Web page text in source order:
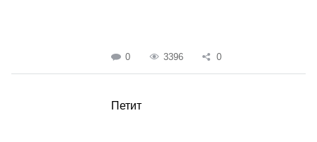
0 3396 0
Петит